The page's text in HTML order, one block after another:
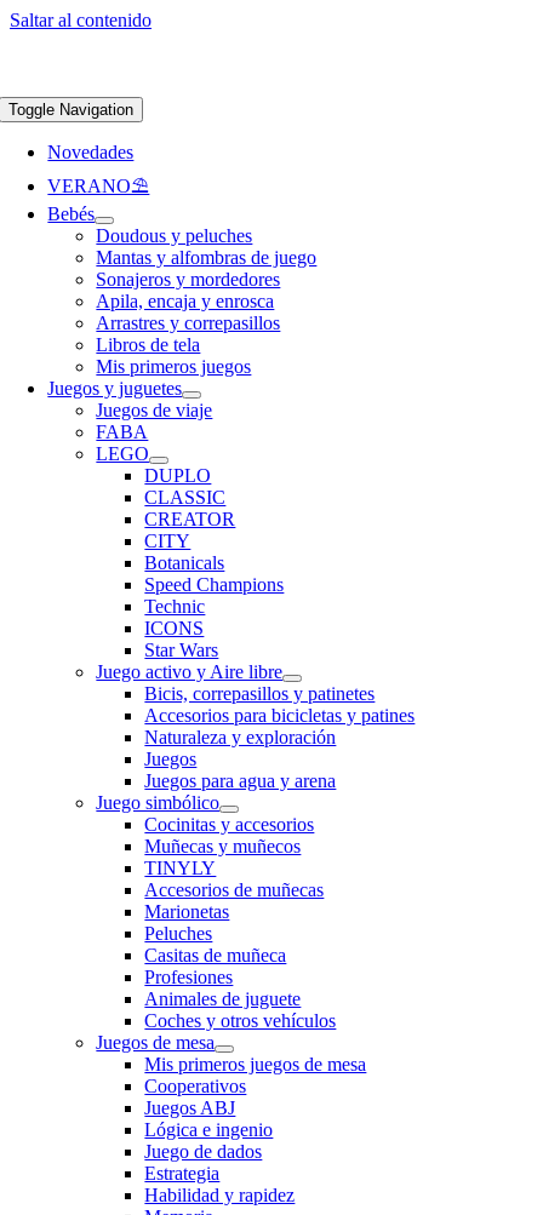
Saltar al contenido
Toggle Navigation
Novedades
VERANO⛱️​
Bebés
Doudous y peluches
Mantas y alfombras de juego
Sonajeros y mordedores
Apila, encaja y enrosca
Arrastres y correpasillos
Libros de tela
Mis primeros juegos
Juegos y juguetes
Juegos de viaje
FABA
LEGO
DUPLO
CLASSIC
CREATOR
CITY
Botanicals
Speed Champions
Technic
ICONS
Star Wars
Juego activo y Aire libre
Bicis, correpasillos y patinetes
Accesorios para bicicletas y patines
Naturaleza y exploración
Juegos
Juegos para agua y arena
Juego simbólico
Cocinitas y accesorios
Muñecas y muñecos
TINYLY
Accesorios de muñecas
Marionetas
Peluches
Casitas de muñeca
Profesiones
Animales de juguete
Coches y otros vehículos
Juegos de mesa
Mis primeros juegos de mesa
Cooperativos
Juegos ABJ
Lógica e ingenio
Juego de dados
Estrategia
Habilidad y rapidez